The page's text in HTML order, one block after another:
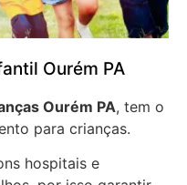
Ourém PA
Ourém PA, tem o
para crianças.
hospitais e